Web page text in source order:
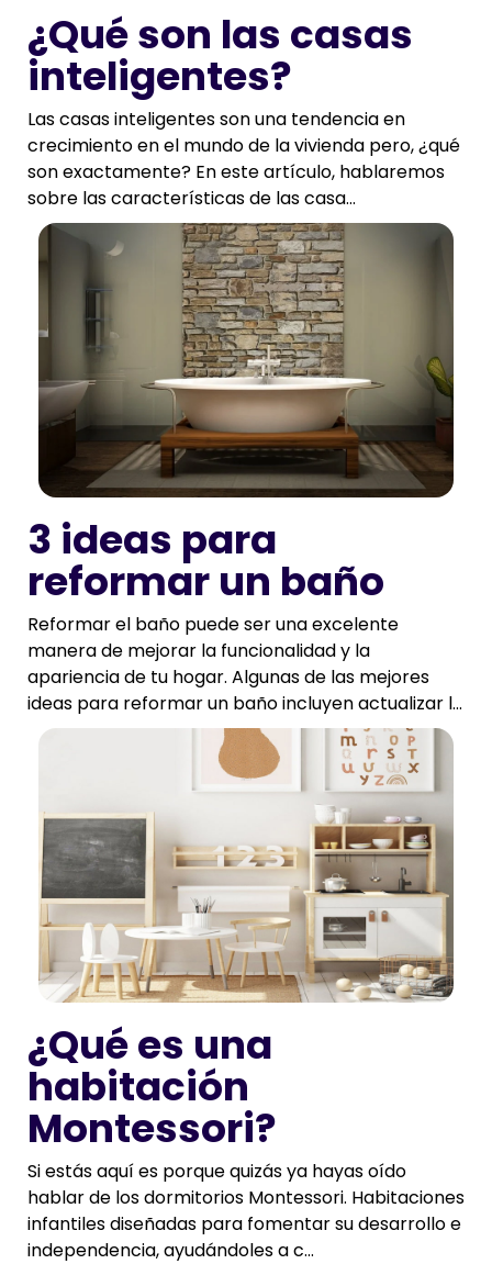
¿Qué son las casas
inteligentes?
Las casas inteligentes son una tendencia en
crecimiento en el mundo de la vivienda pero, ¿qué
son exactamente? En este artículo, hablaremos
sobre las características de las casa...
3 ideas para
reformar un baño
Reformar el baño puede ser una excelente
manera de mejorar la funcionalidad y la
apariencia de tu hogar. Algunas de las mejores
ideas para reformar un baño incluyen actualizar l...
¿Qué es una
habitación
Montessori?
Si estás aquí es porque quizás ya hayas oído
hablar de los dormitorios Montessori. Habitaciones
infantiles diseñadas para fomentar su desarrollo e
independencia, ayudándoles a c...